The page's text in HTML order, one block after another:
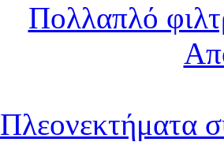
Πολλαπλό
Πλεονεκτήματα